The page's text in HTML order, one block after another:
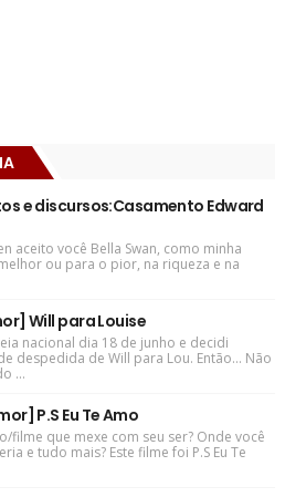
e discursos:Casamento Edward
aceito você Bella Swan, como minha
ou para o pior, na riqueza e na
Will para Louise
nacional dia 18 de junho e decidi
despedida de Will para Lou. Então... Não
...
P.S Eu Te Amo
filme que mexe com seu ser? Onde você
e tudo mais? Este filme foi P.S Eu Te